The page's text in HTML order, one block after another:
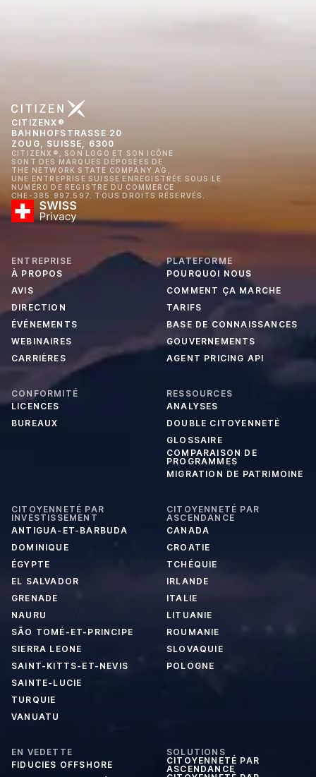
CITIZENX®
BAHNHOFSTRASSE 20
ZOUG, SUISSE, 6300
CITIZENX®, SON LOGO ET SON ICÔNE
SONT DES MARQUES DÉPOSÉES DE
THE NETWORK STATE COMPANY AG,
UNE ENTREPRISE SUISSE ENREGISTRÉE SOUS LE
NUMÉRO DE REGISTRE DU COMMERCE
CHE-385.997.597. TOUS DROITS RÉSERVÉS.
ENTREPRISE
À PROPOS
AVIS
DIRECTION
ÉVÉNEMENTS
WEBINAIRES
CARRIÈRES
PLATEFORME
POURQUOI NOUS
COMMENT ÇA MARCHE
TARIFS
BASE DE CONNAISSANCES
GOUVERNEMENTS
AGENT PRICING API
CONFORMITÉ
LICENCES
BUREAUX
RESSOURCES
ANALYSES
DOUBLE CITOYENNETÉ
GLOSSAIRE
COMPARAISON DE
PROGRAMMES
MIGRATION DE PATRIMOINE
CITOYENNETÉ PAR
INVESTISSEMENT
ANTIGUA-ET-BARBUDA
DOMINIQUE
ÉGYPTE
EL SALVADOR
GRENADE
NAURU
SÃO TOMÉ-ET-PRINCIPE
SIERRA LEONE
SAINT-KITTS-ET-NEVIS
SAINTE-LUCIE
TURQUIE
VANUATU
CITOYENNETÉ PAR
ASCENDANCE
CANADA
CROATIE
TCHÉQUIE
IRLANDE
ITALIE
LITUANIE
ROUMANIE
SLOVAQUIE
POLOGNE
EN VEDETTE
FIDUCIES OFFSHORE
SOLUTIONS
CITOYENNETÉ PAR
ASCENDANCE